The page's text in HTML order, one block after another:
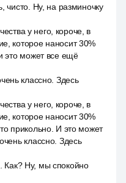
чисто. Ну, на разминочку
у него, короче, в
которое наносит 30%
это может все ещё
классно. Здесь
у него, короче, в
которое наносит 30%
прикольно. И это может
классно. Здесь
Ну, мы спокойно